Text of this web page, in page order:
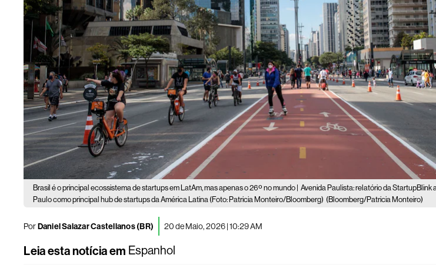
Brasil é o principal ecossistema de startups em LatAm, mas apenas o 26º no mundo |
Avenida Paulista: relatório da StartupBlink
Paulo como principal hub de startups da América Latina (Foto: Patricia Monteiro/Bloomberg) (Bloomberg/Patricia Monteiro)
PorDaniel Salazar Castellanos (BR) 20 de Maio, 2026 | 10:29 AM
Leia esta notícia em Espanhol